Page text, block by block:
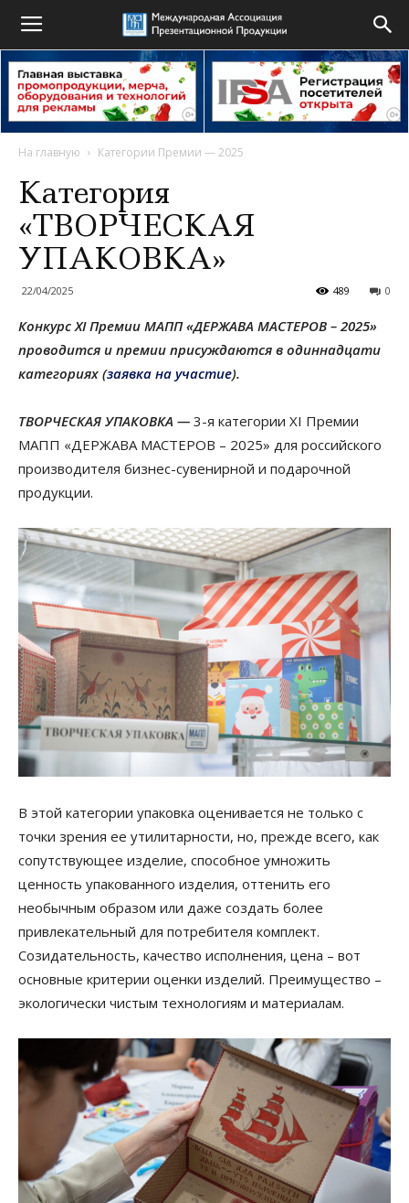
На главную Категории Премии — 2025
Категория
«ТВОРЧЕСКАЯ
УПАКОВКА»
22/04/2025 0
489
Конкурс XI Премии МАПП «ДЕРЖАВА МАСТЕРОВ – 2025»
проводится и премии присуждаются в одиннадцати
категориях (заявка на участие).
ТВОРЧЕСКАЯ УПАКОВКА — 3-я категории XI Премии
МАПП «ДЕРЖАВА МАСТЕРОВ – 2025» для российского
производителя бизнес-сувенирной и подарочной
продукции.
В этой категории упаковка оценивается не только с
точки зрения ее утилитарности, но, прежде всего, как
сопутствующее изделие, способное умножить
ценность упакованного изделия, оттенить его
необычным образом или даже создать более
привлекательный для потребителя комплект.
Созидательность, качество исполнения, цена – вот
основные критерии оценки изделий. Преимущество –
экологически чистым технологиям и материалам.